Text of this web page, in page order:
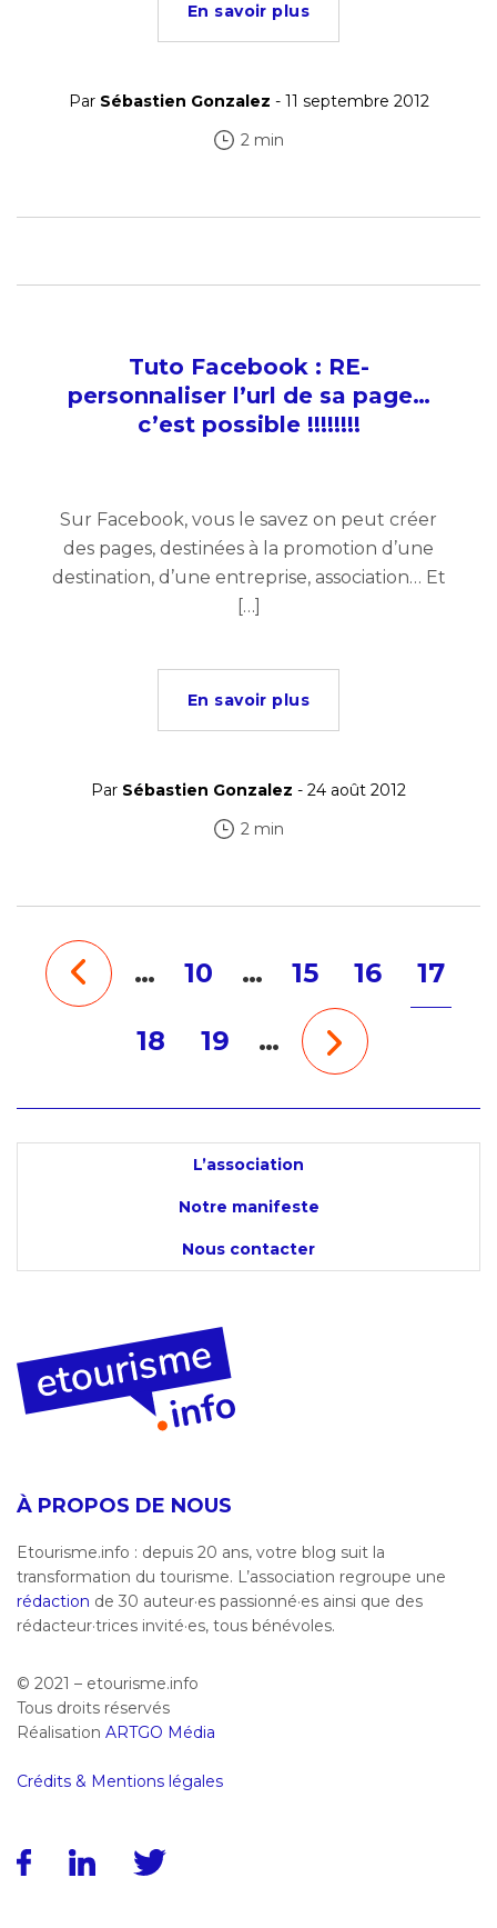
En savoir plus
Par Sébastien Gonzalez - 11 septembre 2012
2 min
Tuto Facebook : RE-
personnaliser l’url de sa page…
c’est possible !!!!!!!!
Sur Facebook, vous le savez on peut créer
des pages, destinées à la promotion d’une
destination, d’une entreprise, association… Et
[…]
En savoir plus
Par Sébastien Gonzalez - 24 août 2012
2 min
… 10 … 15 16 17
18 19 …
L’association
Notre manifeste
Nous contacter
À PROPOS DE NOUS
Etourisme.info : depuis 20 ans, votre blog suit la
transformation du tourisme. L’association regroupe une
rédaction de 30 auteur·es passionné·es ainsi que des
rédacteur·trices invité·es, tous bénévoles.
© 2021 – etourisme.info
Tous droits réservés
Réalisation ARTGO Média
Crédits & Mentions légales